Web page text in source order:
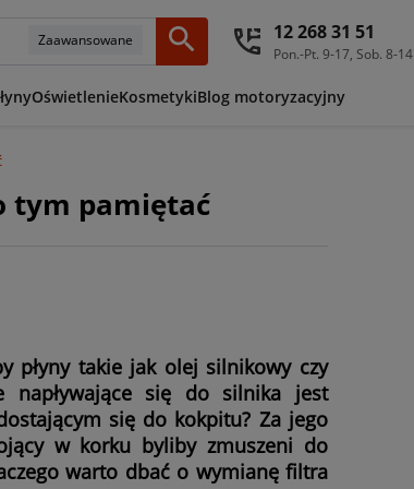
Zaawansowane 12 268 31 51
Pon.-Pt. 9-17, Sob. 8-14
OświetlenieKosmetykiBlog motoryzacyjny
tym pamiętać
płyny takie jak olej silnikowy czy
napływające się do silnika jest
się do kokpitu? Za jego
w korku byliby zmuszeni do
warto dbać o wymianę filtra